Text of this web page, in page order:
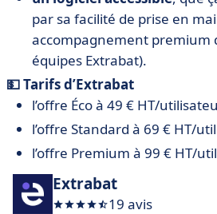
par sa facilité de prise en
accompagnement premium
équipes Extrabat).
💵 Tarifs d’Extrabat
l’offre Éco à 49 € HT/
l’offre Standard à 69 € HT/
l’offre Premium à 99 € HT/
Extrabat
19 avis